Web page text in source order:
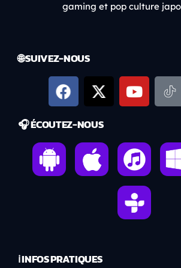
gaming et pop culture
🌐 SUIVEZ-NOUS
🎧 ÉCOUTEZ-NOUS
ℹ️ INFOS PRATIQUES